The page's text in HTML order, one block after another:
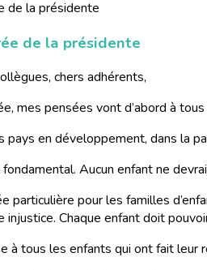
de la présidente
chers adhérents,
mes pensées vont d’abord à
pays en développement, dans la
fondamental. Aucun enfant ne
particulière pour les familles
injustice. Chaque enfant doit
à tous les enfants qui ont fait leur